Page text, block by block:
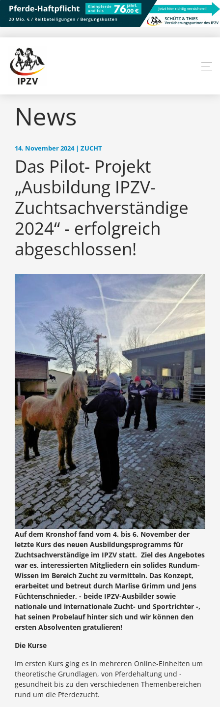
News
14. November 2024 | ZUCHT
Das Pilot- Projekt
„Ausbildung IPZV-
Zuchtsachverständige
2024“ - erfolgreich
abgeschlossen!
Auf dem Kronshof fand vom 4. bis 6. November der
letzte Kurs des neuen Ausbildungsprogramms für
Zuchtsachverständige im IPZV statt. Ziel des Angebotes
war es, interessierten Mitgliedern ein solides Rundum-
Wissen im Bereich Zucht zu vermitteln. Das Konzept,
erarbeitet und betreut durch Marlise Grimm und Jens
Füchtenschnieder, - beide IPZV-Ausbilder sowie
nationale und internationale Zucht- und Sportrichter -,
hat seinen Probelauf hinter sich und wir können den
ersten Absolventen gratulieren!
Die Kurse
Im ersten Kurs ging es in mehreren Online-Einheiten um
theoretische Grundlagen, von Pferdehaltung und -
gesundheit bis zu den verschiedenen Themenbereichen
rund um die Pferdezucht.